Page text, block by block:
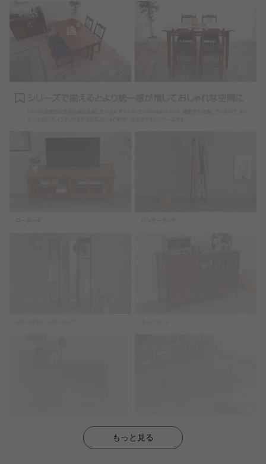
もっと見る